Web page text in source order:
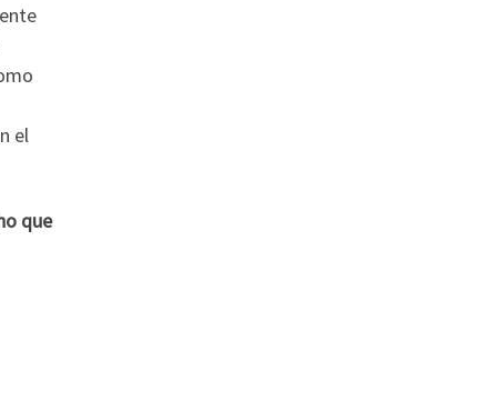
el
que